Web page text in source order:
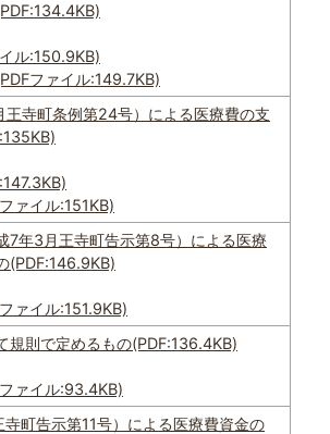
ル:150.9KB)
ファイル:149.7KB)
寺町条例第24号）による医療費の支
ァイル:151KB)
7年3月王寺町告示第8号）による医療
(PDF:146.9KB)
ァイル:151.9KB)
規則で定めるもの(PDF:136.4KB)
ァイル:93.4KB)
町告示第11号）による医療費資金の